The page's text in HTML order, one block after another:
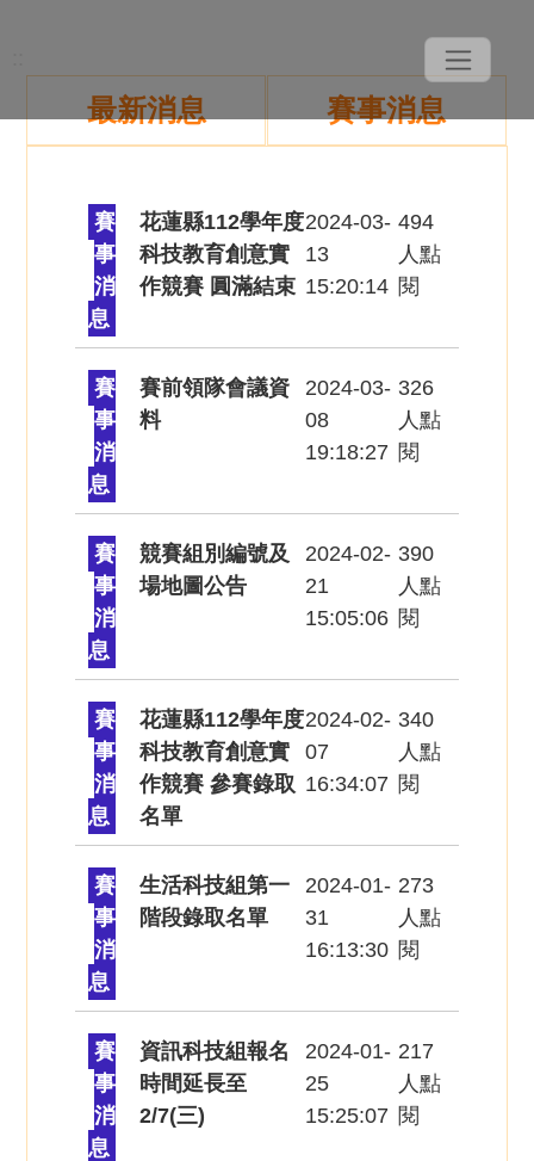
最新消息 賽事消息
賽
事
消
息
花蓮縣112學年度
科技教育創意實
作競賽 圓滿結束
2024-03-
13
15:20:14
494
人點
閱
賽
事
消
息
賽前領隊會議資
料
2024-03-
08
19:18:27
326
人點
閱
賽
事
消
息
競賽組別編號及
場地圖公告
2024-02-
21
15:05:06
390
人點
閱
賽
事
消
息
花蓮縣112學年度
科技教育創意實
作競賽 參賽錄取
名單
2024-02-
07
16:34:07
340
人點
閱
賽
事
消
息
生活科技組第一
階段錄取名單
2024-01-
31
16:13:30
273
人點
閱
賽
事
消
息
資訊科技組報名
時間延長至
2/7(三)
2024-01-
25
15:25:07
217
人點
閱